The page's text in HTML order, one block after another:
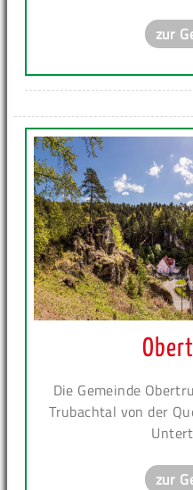
zur
Die Gemeinde
Trubachtal von der
zur